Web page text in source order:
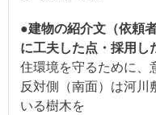
●建物の紹介文（依頼
に工夫した点・採用し
住環境を守るために、
反対側（南面）は河川
いる樹木を